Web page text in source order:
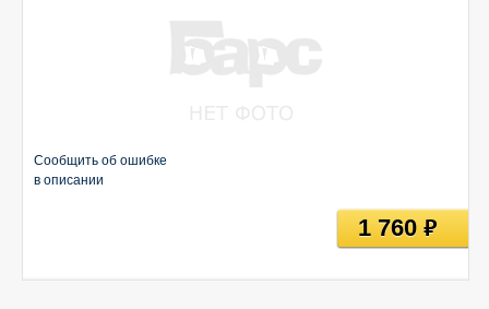
Сообщить об ошибке
в описании
1 760руб